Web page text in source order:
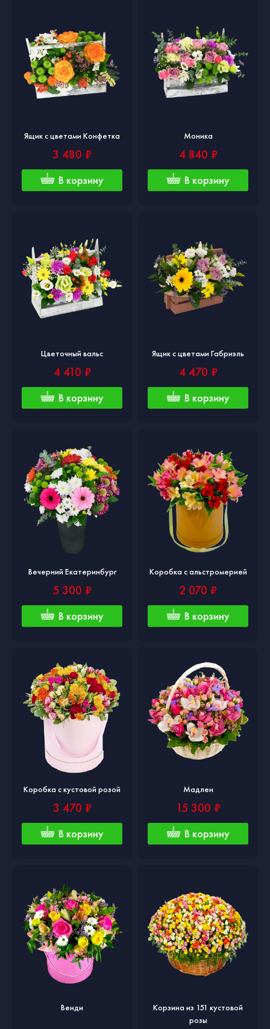
Ящик с цветами Конфетка
3 480 ₽
В корзину
Моника
4 840 ₽
В корзину
Цветочный вальс
4 410 ₽
В корзину
Ящик с цветами Габриэль
4 470 ₽
В корзину
Вечерний Екатеринбург
5 300 ₽
В корзину
Коробка с альстромерией
2 070 ₽
В корзину
Коробка с кустовой розой
3 470 ₽
В корзину
Мадлен
15 300 ₽
В корзину
Венди
Корзина из 151 кустовой
розы